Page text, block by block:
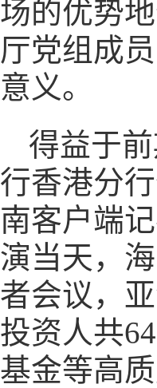
场的优势
厅党组成
意义。
得益于
行香港分
南客户端
演当天，
者会议，
投资人共
基金等高